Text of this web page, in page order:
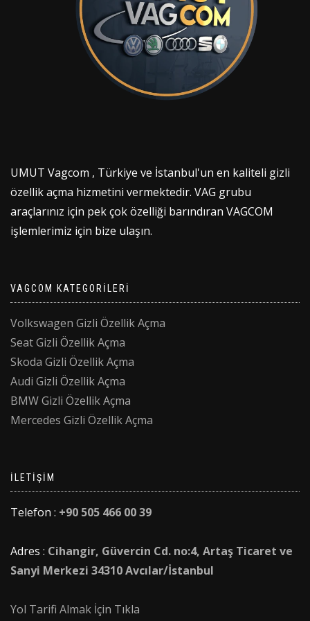
UMUT Vagcom , Türkiye ve İstanbul'un en kaliteli gizli
özellik açma hizmetini vermektedir. VAG grubu
araçlarınız için pek çok özelliği barındıran VAGCOM
işlemlerimiz için bize ulaşın.
VAGCOM KATEGORILERI
Volkswagen Gizli Özellik Açma
Seat Gizli Özellik Açma
Skoda Gizli Özellik Açma
Audi Gizli Özellik Açma
BMW Gizli Özellik Açma
Mercedes Gizli Özellik Açma
İLETIŞIM
Telefon : +90 505 466 00 39
Adres : Cihangir, Güvercin Cd. no:4, Artaş Ticaret ve
Sanyi Merkezi 34310 Avcılar/İstanbul
Yol Tarifi Almak İçin Tıkla